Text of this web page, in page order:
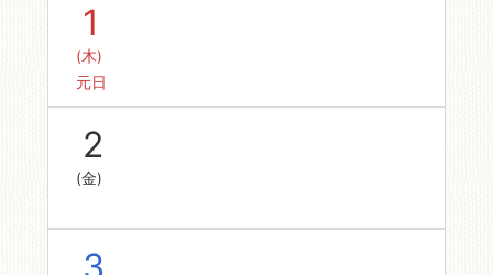
1
(木)
元日
2
(金)